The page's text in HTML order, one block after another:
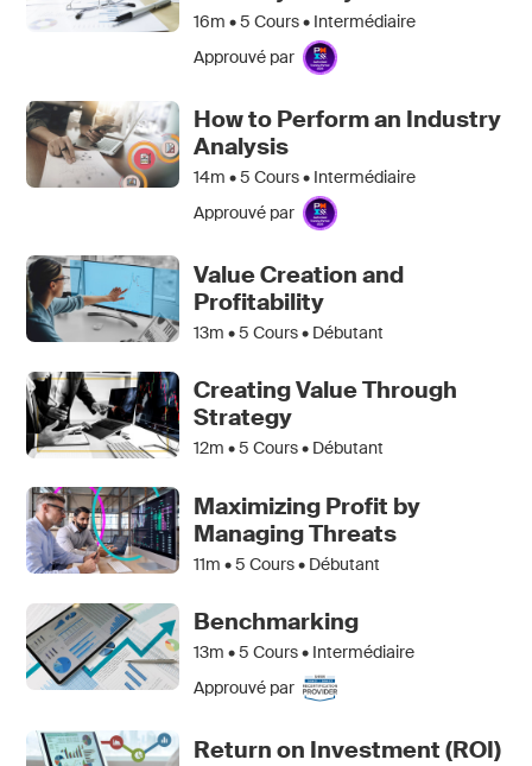
16m •5 Cours • Intermédiaire
Approuvé par
How to Perform an Industry
Analysis
14m •5 Cours • Intermédiaire
Approuvé par
Value Creation and
Profitability
13m •5 Cours • Débutant
Creating Value Through
Strategy
12m •5 Cours • Débutant
Maximizing Profit by
Managing Threats
11m •5 Cours • Débutant
Benchmarking
13m •5 Cours • Intermédiaire
Approuvé par
Return on Investment (ROI)